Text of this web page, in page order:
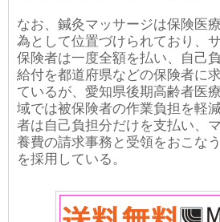
なお、鍼灸マッサージは保険医
為として位置づけられており、
保険者は一度全額を払い、自己
給付を都道府県などの保険者に
ているが、愛知県後期高齢者医
域では被保険者の作業負担を軽
者は自己負担分だけを支払い、
養費の請求事務と受領をおこな
を採用している。